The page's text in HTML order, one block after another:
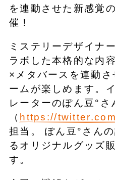
を連動させた新感覚
催！
ミステリーデザイナ
ラボした本格的な内
×メタバースを連動
ームが楽しめます。
レーターのぽん豆°さ
（ https://
担当。 ぽん豆°さん
るオリジナルグッズ
す。